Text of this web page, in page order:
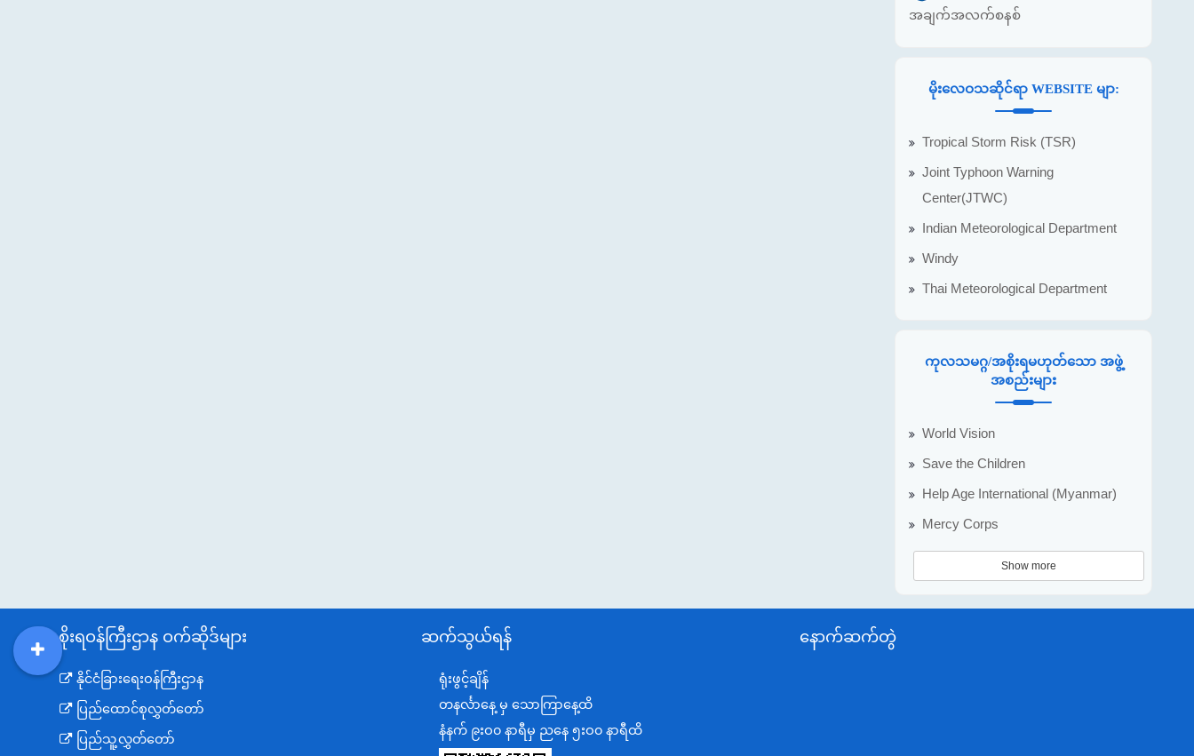
အချက်အလက်စနစ်
မိုးလေဝသဆိုင်ရာ WEBSITE မျာ:
Tropical Storm Risk (TSR)
Joint Typhoon Warning
Center(JTWC)
Indian Meteorological Department
Windy
Thai Meteorological Department
ကုလသမဂ္ဂ/အစိုးရမဟုတ်သော အဖွဲ့
အစည်းများ
World Vision
Save the Children
Help Age International (Myanmar)
Mercy Corps
Show more
အစိုးရဝန်ကြီးဌာန ဝက်ဆိုဒ်များ
နိုင်ငံခြားရေးဝန်ကြီးဌာန
ပြည်ထောင်စုလွှတ်တော်
ပြည်သူ့လွှတ်တော်
ဆက်သွယ်ရန်
ရုံးဖွင့်ချိန်
တနင်္လာနေ့ မှ သောကြာနေ့ထိ
နံနက် ၉းဝ၀ နာရီမှ ညနေ ၅းဝ၀ နာရီထိ
နောက်ဆက်တွဲ